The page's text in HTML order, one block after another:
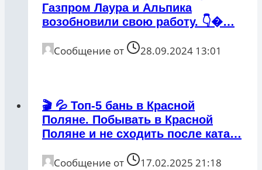
Газпром Лаура и Альпика
возобновили свою работу. 👇�…
Сообщение от 28.09.2024 13:01
🎬 💦 Топ-5 бань в Красной
Поляне. Побывать в Красной
Поляне и не сходить после ката…
Сообщение от 17.02.2025 21:18